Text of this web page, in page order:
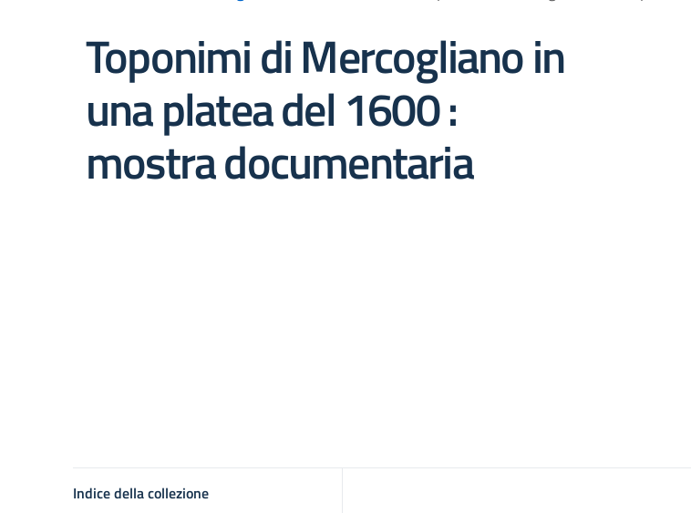
Toponimi di Mercogliano in
una platea del 1600 :
mostra documentaria
Indice della collezione